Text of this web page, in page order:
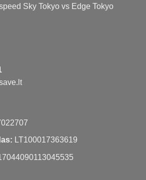
Sky Tokyo vs Edge Tokyo
LT100017363619